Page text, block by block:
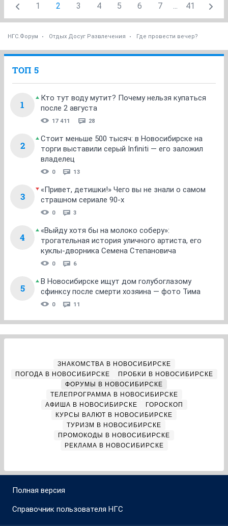
1 2 3 4 5 6 7 ... 41
НГС.Форум Отдых Досуг Развлечения Где провести вечер?
ТОП 5
1
Кто тут воду мутит? Почему нельзя купаться
после 2 августа
17 411 28
2
Стоит меньше 500 тысяч: в Новосибирске на
торги выставили серый Infiniti — его заложил
владелец
0 13
3
«Привет, детишки!» Чего вы не знали о самом
страшном сериале 90-х
0 3
4
«Выйду хотя бы на молоко соберу»:
трогательная история уличного артиста, его
куклы-дворника Семена Степановича
0 6
5
В Новосибирске ищут дом голубоглазому
сфинксу после смерти хозяина — фото Тима
0 11
ЗНАКОМСТВА В НОВОСИБИРСКЕ
ПОГОДА В НОВОСИБИРСКЕ
ПРОБКИ В НОВОСИБИРСКЕ
ФОРУМЫ В НОВОСИБИРСКЕ
ТЕЛЕПРОГРАММА В НОВОСИБИРСКЕ
АФИША В НОВОСИБИРСКЕ
ГОРОСКОП
КУРСЫ ВАЛЮТ В НОВОСИБИРСКЕ
ТУРИЗМ В НОВОСИБИРСКЕ
ПРОМОКОДЫ В НОВОСИБИРСКЕ
РЕКЛАМА В НОВОСИБИРСКЕ
Полная версия
Справочник пользователя НГС